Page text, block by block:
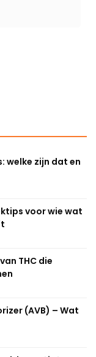
welke zijn dat en
voor wie wat
THC die
(AVB) – Wat